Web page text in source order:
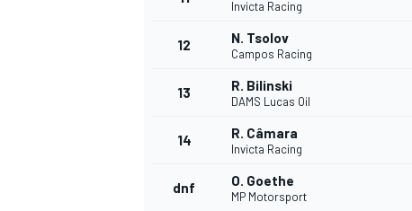
Invicta Racing
12 N. Tsolov
Campos Racing
13 R. Bilinski
DAMS Lucas Oil
14 R. Câmara
Invicta Racing
dnf O. Goethe
MP Motorsport